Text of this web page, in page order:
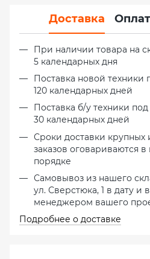
Доставка
При наличии товара на
5 календарных дня
Поставка новой техники
120 календарных дней
Поставка б/у техники под
30 календарных дней
Сроки доставки крупных
заказов оговариваются
порядке
Самовывоз из нашего
ул. Сверстюка, 1 в дату и
менеджером вашего
Подробнее о доставке